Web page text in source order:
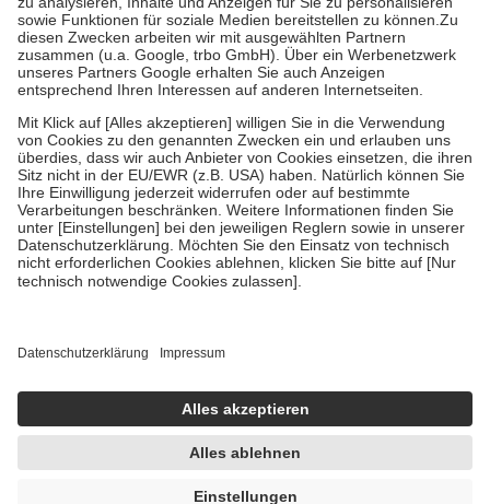
Bei Heilmitteln und häuslicher Krankenpflege beträgt die
Zuzahlung zehn Prozent der Kosten sowie zehn Euro je
Verordnung.
Um das Engagement der Versicherten für ihre eigene Gesundheit zu
stärken und die besondere Stellung der Familie zu unterstützen,
fallenkeine Zuzahlungenan bei:
• Kindern und Jugendlichen bis zum vollendeten 18. Lebensjahr
mit Ausnahme der Fahrkosten
• Untersuchungen zur Vorsorge und Früherkennung, die von der
GKV getragen werden
• empfohlenen Schutzimpfungen
• Harn- und Blutteststreifen
getroffen, um sicherzustellen, dass es sich um echte Bewertungen
https://help.etrusted.com/hc/de/articles/4419944605341
Einige Bilder und Inhalte wurden unter Zuhilfenahme künstlicher